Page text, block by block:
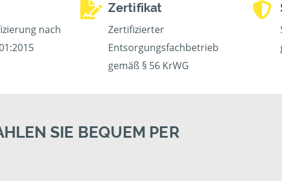
nach
Zertifikat
Zertifizierter
Entsorgungsfachbetrieb
gemäß § 56 KrWG
SIE BEQUEM PER